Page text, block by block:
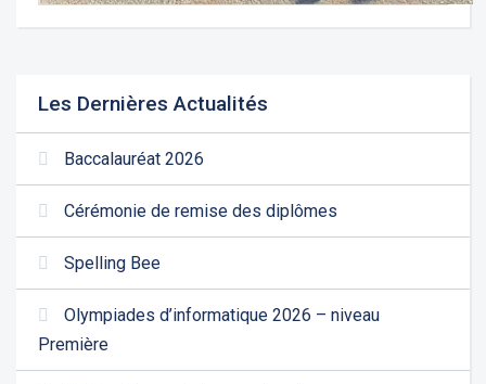
Les Dernières Actualités
Baccalauréat 2026
Cérémonie de remise des diplômes
Spelling Bee
Olympiades d’informatique 2026 – niveau
Première